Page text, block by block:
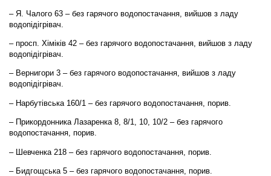
– Я. Чалого 63 – без гарячого водопостачання, вийшов з ладу
водопідігрівач.
– просп. Хіміків 42 – без гарячого водопостачання, вийшов з ладу
водопідігрівач.
– Вернигори 3 – без гарячого водопостачання, вийшов з ладу
водопідігрівач.
– Нарбутівська 160/1 – без гарячого водопостачання, порив.
– Прикордонника Лазаренка 8, 8/1, 10, 10/2 – без гарячого
водопостачання, порив.
– Шевченка 218 – без гарячого водопостачання, порив.
– Бидгощська 5 – без гарячого водопостачання, порив.